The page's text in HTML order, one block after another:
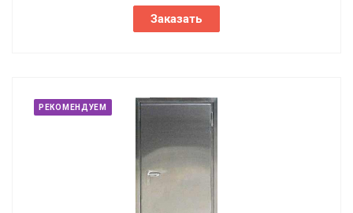
Заказать
РЕКОМЕНДУЕМ